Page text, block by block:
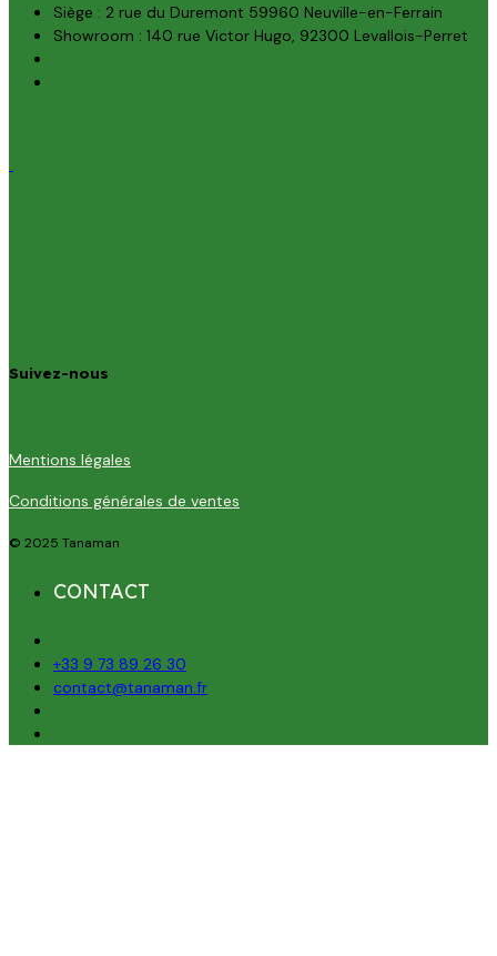
Siège : 2 rue du Duremont 59960 Neuville-en-Ferrain
Showroom : 140 rue Victor Hugo, 92300 Levallois-Perret
Suivez-nous
Mentions légales
Conditions générales de ventes
© 2025 Tanaman
CONTACT
+33 9 73 89 26 30
contact@tanaman.fr